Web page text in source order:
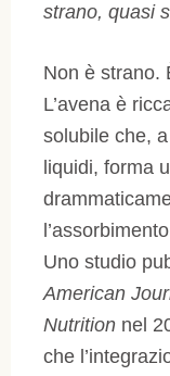
strano, quasi
Non è strano.
L’avena è
solubile che,
liquidi, forma
Uno studio
American
Nutrition nel
che